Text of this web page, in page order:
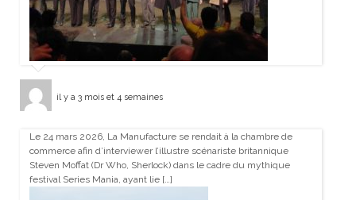
il y a 3 mois et 4 semaines
Le 24 mars 2026, La Manufacture se rendait à la chambre de
commerce afin d’interviewer l’illustre scénariste britannique
Steven Moffat (Dr Who, Sherlock) dans le cadre du mythique
festival Series Mania, ayant lie […]